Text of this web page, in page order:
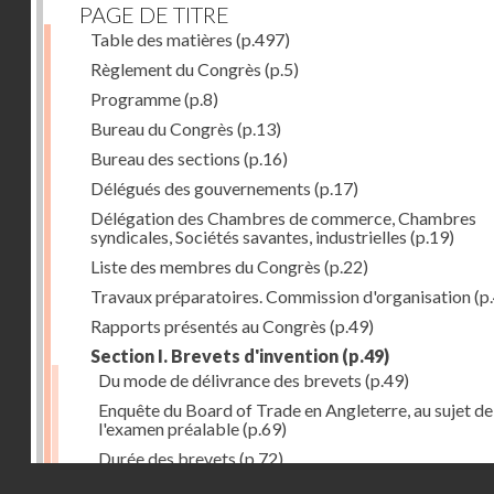
PAGE DE TITRE
Table des matières (p.497)
Règlement du Congrès (p.5)
Programme(p.8)
Bureau du Congrès (p.13)
Bureau des sections (p.16)
Délégués des gouvernements (p.17)
Délégation des Chambres de commerce, Chambres
syndicales, Sociétés savantes, industrielles (p.19)
Liste des membres du Congrès (p.22)
Travaux préparatoires. Commission d'organisation
Rapports présentés au Congrès (p.49)
Section I. Brevets d'invention (p.49)
Du mode de délivrance des brevets (p.49)
Enquête du Board of Trade en Angleterre, au sujet de
l'examen préalable(p.69)
Durée des brevets (p.72)